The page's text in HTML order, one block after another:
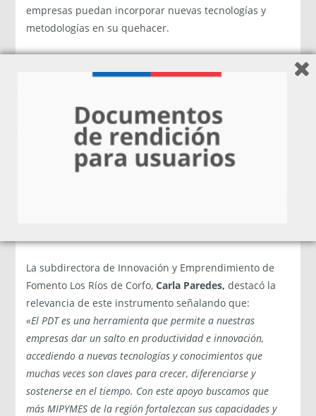
empresas puedan incorporar nuevas tecnologías y
metodologías en su quehacer.
financiamiento alcanza los $90 millones, con un
porcentaje de cofinanciamiento de hasta el 70%.
Podrán postular personas jurídicas constituidas en
La subdirectora de Innovación y Emprendimiento de
Fomento Los Ríos de Corfo,Carla Paredes, destacó la
relevancia de este instrumento señalando que:
«El PDT es una herramienta que permite a nuestras
empresas dar un salto en productividad e innovación,
accediendo a nuevas tecnologías y conocimientos que
muchas veces son claves para crecer, diferenciarse y
sostenerse en el tiempo. Con este apoyo buscamos que
más MIPYMES de la región fortalezcan sus capacidades y